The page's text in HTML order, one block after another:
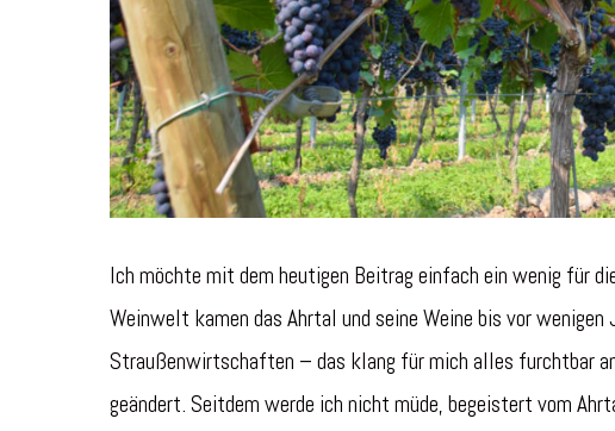
Ich möchte mit dem heutigen Beitrag einfach ein wenig für
Weinwelt kamen das Ahrtal und seine Weine bis vor
Straußenwirtschaften – das klang für mich alles furchtbar
geändert. Seitdem werde ich nicht müde, begeistert vom